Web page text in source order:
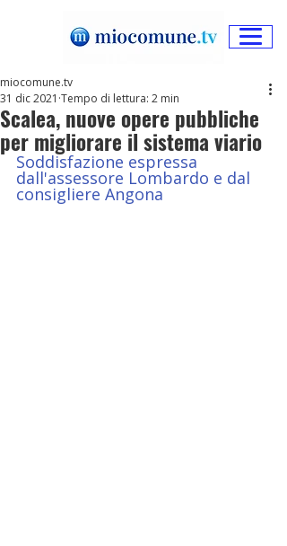
Scalea, nuove opere pubbliche
per migliorare il sistema viario
miocomune.tv
31 dic 2021 Tempo di lettura: 2 min
Soddisfazione espressa
dall'assessore Lombardo e dal
consigliere Angona